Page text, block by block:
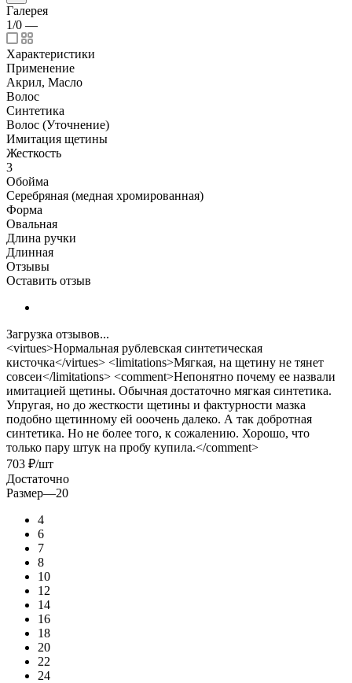
Галерея
1/0 —
Характеристики
Применение
Акрил, Масло
Волос
Синтетика
Волос (Уточнение)
Имитация щетины
Жесткость
3
Обойма
Cеребряная (медная хромированная)
Форма
Овальная
Длина ручки
Длинная
Отзывы
Оставить отзыв
Загрузка отзывов...
<virtues>Нормальная рублевская синтетическая
кисточка</virtues> <limitations>Мягкая, на щетину не тянет
совсеи</limitations> <comment>Непонятно почему ее назвали
имитацией щетины. Обычная достаточно мягкая синтетика.
Упругая, но до жесткости щетины и фактурности мазка
подобно щетинному ей ооочень далеко. А так добротная
синтетика. Но не более того, к сожалению. Хорошо, что
только пару штук на пробу купила.</comment>
703 ₽/шт
Достаточно
Размер—20
4
6
7
8
10
12
14
16
18
20
22
24